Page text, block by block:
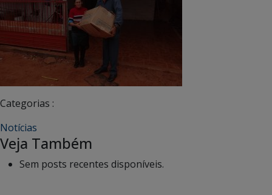
Categorias :
Notícias
Veja Também
Sem posts recentes disponíveis.